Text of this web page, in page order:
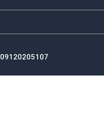
09120205107